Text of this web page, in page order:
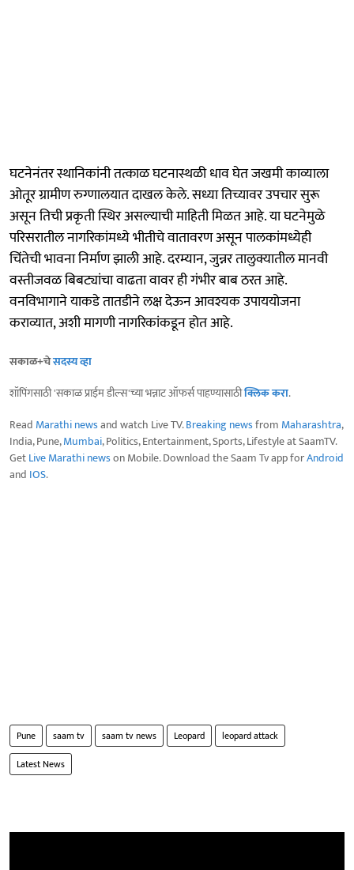
घटनेनंतर स्थानिकांनी तत्काळ घटनास्थळी धाव घेत जखमी काव्याला
ओतूर ग्रामीण रुग्णालयात दाखल केले. सध्या तिच्यावर उपचार सुरू
असून तिची प्रकृती स्थिर असल्याची माहिती मिळत आहे. या घटनेमुळे
परिसरातील नागरिकांमध्ये भीतीचे वातावरण असून पालकांमध्येही
चिंतेची भावना निर्माण झाली आहे. दरम्यान, जुन्नर तालुक्यातील मानवी
वस्तीजवळ बिबट्यांचा वाढता वावर ही गंभीर बाब ठरत आहे.
वनविभागाने याकडे तातडीने लक्ष देऊन आवश्यक उपाययोजना
कराव्यात, अशी मागणी नागरिकांकडून होत आहे.
सकाळ+चेसदस्य व्हा
शॉपिंगसाठी 'सकाळ प्राईम डील्स'च्या भन्नाट ऑफर्स पाहण्यासाठीक्लिक करा.
Read Marathi newsand watch Live TV.Breaking newsfrom Maharashtra,
India, Pune,Mumbai, Politics, Entertainment, Sports, Lifestyle at SaamTV.
GetLive Marathi newson Mobile. Download the Saam Tv app forAndroid
and IOS.
Pune saam tv saam tv news Leopard
leopard attack
Latest News